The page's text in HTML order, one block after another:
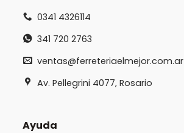
0341 4326114
341 720 2763
ventas@ferreteriaelmejor.com.ar
Av. Pellegrini 4077, Rosario
Ayuda